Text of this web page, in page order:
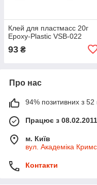
Клей для пластмасс 20г
Epoxy-Plastic VSB-022
93 ₴
Про нас
94% позитивних з 52
Працює з 08.02.2011
м. Київ
вул. Академіка
Контакти